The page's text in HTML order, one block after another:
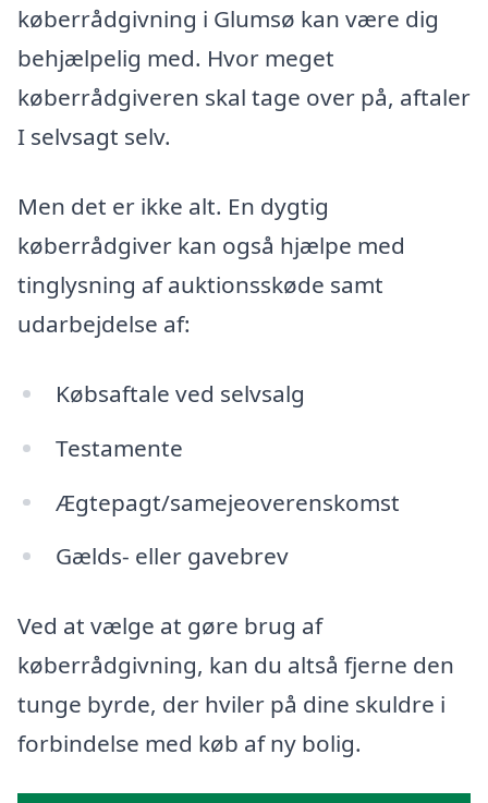
køberrådgivning i Glumsø kan være dig
behjælpelig med. Hvor meget
køberrådgiveren skal tage over på, aftaler
I selvsagt selv.
Men det er ikke alt. En dygtig
køberrådgiver kan også hjælpe med
tinglysning af auktionsskøde samt
udarbejdelse af:
Købsaftale ved selvsalg
Testamente
Ægtepagt/samejeoverenskomst
Gælds- eller gavebrev
Ved at vælge at gøre brug af
køberrådgivning, kan du altså fjerne den
tunge byrde, der hviler på dine skuldre i
forbindelse med køb af ny bolig.